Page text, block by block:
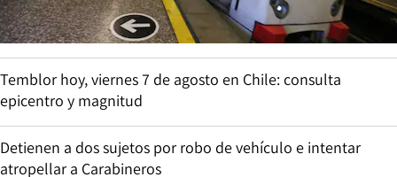
Temblor hoy, viernes 7 de agosto en Chile: consulta
epicentro y magnitud
Detienen a dos sujetos por robo de vehículo e intentar
atropellar a Carabineros